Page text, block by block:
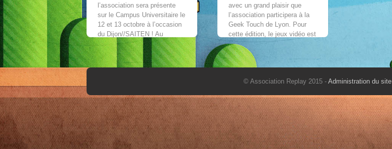
l’association sera présente
sur le Campus Universitaire le
12 et 13 octobre à l’occasion
du Dijon//SAITEN ! Au
programme : petite exposition,
freeplay et quiz. + d’infos...
avec un grand plaisir que
l’association participera à la
Geek Touch de Lyon. Pour
cette édition, le jeux vidéo est
encore une fois à l’honneur
avec...
© Association Replay 2015 - Administration du site